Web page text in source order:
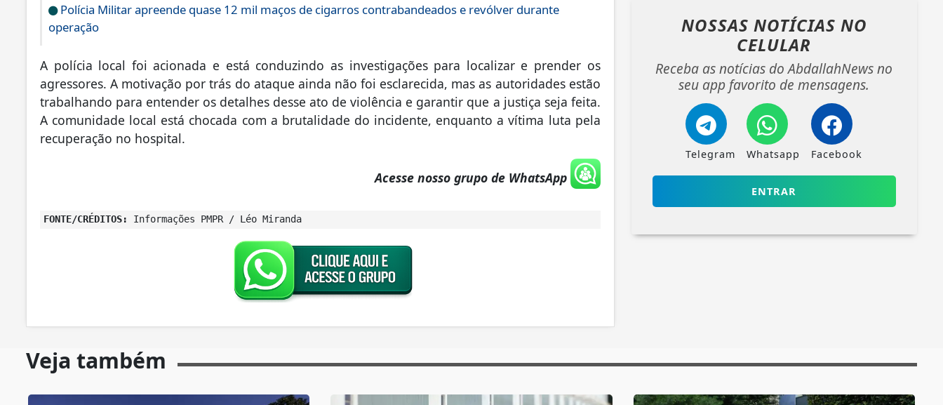
Polícia Militar apreende quase 12 mil maços de cigarros contrabandeados e revólver durante
operação
A polícia local foi acionada e está conduzindo as investigações para localizar e prender os
agressores. A motivação por trás do ataque ainda não foi esclarecida, mas as autoridades estão
trabalhando para entender os detalhes desse ato de violência e garantir que a justiça seja feita.
A comunidade local está chocada com a brutalidade do incidente, enquanto a vítima luta pela
recuperação no hospital.
Acesse nosso grupo de WhatsApp
FONTE/CRÉDITOS: Informações PMPR / Léo Miranda
NOSSAS NOTÍCIAS NO
CELULAR
Receba as notícias do AbdallahNews no
seu app favorito de mensagens.
Telegram Whatsapp Facebook
ENTRAR
Veja também